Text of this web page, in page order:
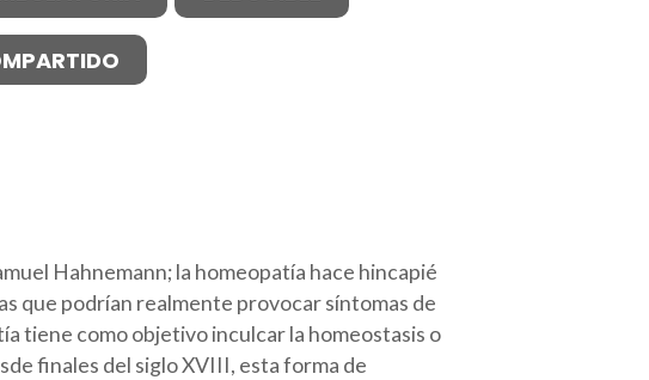
Hahnemann; la homeopatía hace hincapié
que podrían realmente provocar síntomas de
tiene como objetivo inculcar la homeostasis o
finales del siglo XVIII, esta forma de